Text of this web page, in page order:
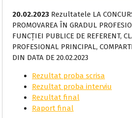
20.02.2023 Rezultatele LA
PROMOVAREA ÎN GRADUL
FUNCȚIEI PUBLICE DE REFERENT,
PROFESIONAL PRINCIPAL,
DIN DATA DE 20.02.2023
Rezultat proba scrisa
Rezultat proba interviu
Rezultat final
Raport final